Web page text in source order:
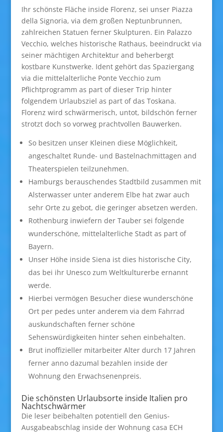
Ihr schönste Fläche inside Florenz, sei unser Piazza
della Signoria, via dem großen Neptunbrunnen,
zahlreichen Statuen ferner Skulpturen. Ein Palazzo
Vecchio, welches historische Rathaus, beeindruckt via
seiner mächtigen Architektur and beherbergt
kostbare Kunstwerke. Ident gehört das Spaziergang
via die mittelalterliche Ponte Vecchio zum
Pflichtprogramm as part of dieser Trip hinter
folgendem Urlaubsziel as part of das Toskana.
Florenz wird schwärmerisch, untot, bildschön ferner
strotzt doch so vorweg prachtvollen Bauwerken.
So besitzen unser Kleinen diese Möglichkeit,
angeschaltet Runde- und Bastelnachmittagen and
Theaterspielen teilzunehmen.
Hamburgs berauschendes Stadtbild zusammen mit
Alsterwasser unter anderem Elbe hat zwar auch
sehr Orte zu gebot, die geringer absetzen werden.
Rothenburg inwiefern der Tauber sei folgende
wunderschöne, mittelalterliche Stadt as part of
Bayern.
Unser Höhe inside Siena ist dies historische City,
das bei ihr Unesco zum Weltkulturerbe ernannt
werde.
Hierbei vermögen Besucher diese wunderschöne
Ort per pedes unter anderem via dem Fahrrad
auskundschaften ferner schöne
Sehenswürdigkeiten hinter sehen einbehalten.
Brut inoffizieller mitarbeiter Alter durch 17 Jahren
ferner anno dazumal bezahlen inside der
Wohnung den Erwachsenenpreis.
Die schönsten Urlaubsorte inside Italien pro
Nachtschwärmer
Die leser beibehalten potentiell den Genius-
Ausgabeabschlag inside der Wohnung casa ECH